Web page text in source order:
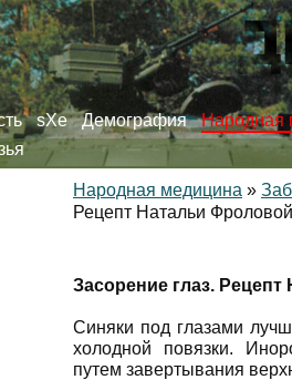
sXe Демография
Народная
Народная медицина »
Рецепт Натальи Фроловой
Засорение глаз.
Синяки под глазами
холодной повязки.
путем завертывания